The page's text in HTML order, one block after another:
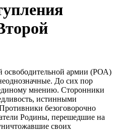
освободительной армии (РОА)
До сих пор
мнению. Сторонники
истинными
безоговорочно
Родины, перешедшие на
своих